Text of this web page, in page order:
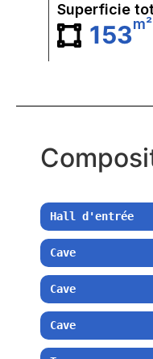
Superficie
153m²
Hall d'entrée
Cave
Cave
Cave